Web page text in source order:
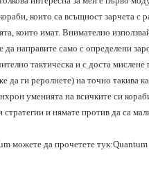
които са всъщност зарчета с
които имат. Внимателно
да направите само с определени
тактическа и с доста
да ги реролнете) на точно такива
уменията на всичките си
стратегии и нямате против да са
можете да прочетете тук:Quantum